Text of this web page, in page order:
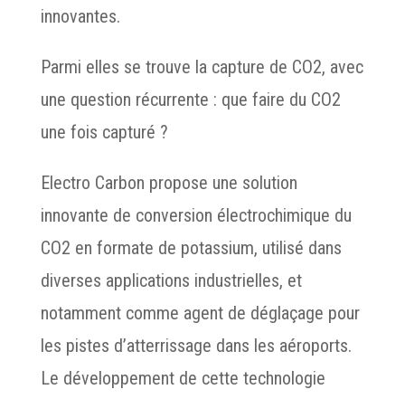
innovantes.
Parmi elles se trouve la capture de CO2, avec
une question récurrente : que faire du CO2
une fois capturé ?
Electro Carbon propose une solution
innovante de conversion électrochimique du
CO2 en formate de potassium, utilisé dans
diverses applications industrielles, et
notamment comme agent de déglaçage pour
les pistes d’atterrissage dans les aéroports.
Le développement de cette technologie